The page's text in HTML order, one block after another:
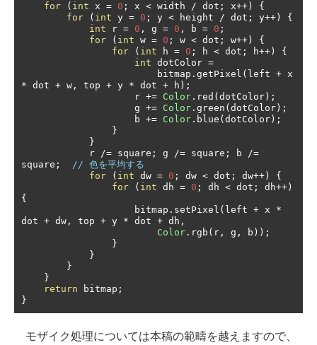
for ( int x = 0 ; x < width / dot ; x++)
{
for
( int y = 0 ; y < height / dot ; y++)
{
int r = 0 , g = 0 , b = 0 ;
for
( int w = 0 ; w < dot ; w++)
{
for
( int h = 0 ; h < dot ; h++)
{
int dotColor =
                        bitmap
. getPixel ( left +
* dot + w , top + y * dot + h );
                    r
+= Color . red ( dotColor );
                    g
+= Color . green ( dotColor );
                    b
+= Color . blue ( dotColor );
}
}
            r
/= square ; g /= square ; b /=
square ;
// 色を平均する
for
( int dw = 0 ; dw < dot ; dw++)
{
for
( int dh = 0 ; dh < dot ; dh++)
{
                    bitmap
. setPixel ( left + x *
dot + dw , top + y * dot + dh ,
Color . rgb ( r , g , b ));
}
}
}
}
return bitmap ;
}
モザイク処理については本稿の範疇を越えますので、